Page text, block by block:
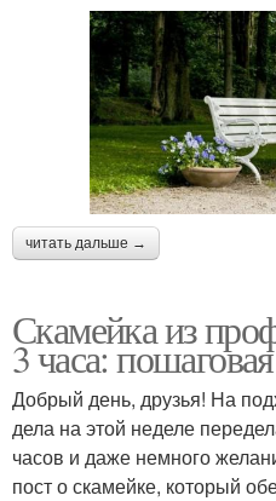
читать дальше →
Скамейка из
3 часа:
Добрый день, друзья! На
дела на этой неделе
часов и даже немного
пост о скамейке, который